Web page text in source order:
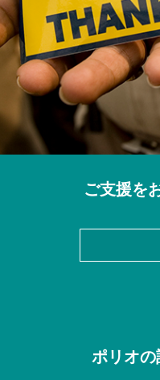
ご支援を
ポリオの